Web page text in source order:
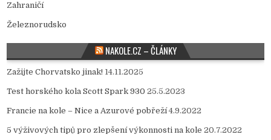
Zahraničí
Železnorudsko
NAKOLE.CZ – ČLÁNKY
Zažijte Chorvatsko jinak! 14.11.2025
Test horského kola Scott Spark 930 25.5.2023
Francie na kole – Nice a Azurové pobřeží 4.9.2022
5 výživových tipů pro zlepšení výkonnosti na kole 20.7.2022